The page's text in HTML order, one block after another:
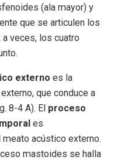
(ala mayor) y
que se articulen los
veces, los cuatro
externo es la
que conduce a
8-4 A). El proceso
es
acústico externo.
mastoides se halla